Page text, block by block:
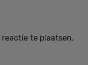
reactie te plaatsen.